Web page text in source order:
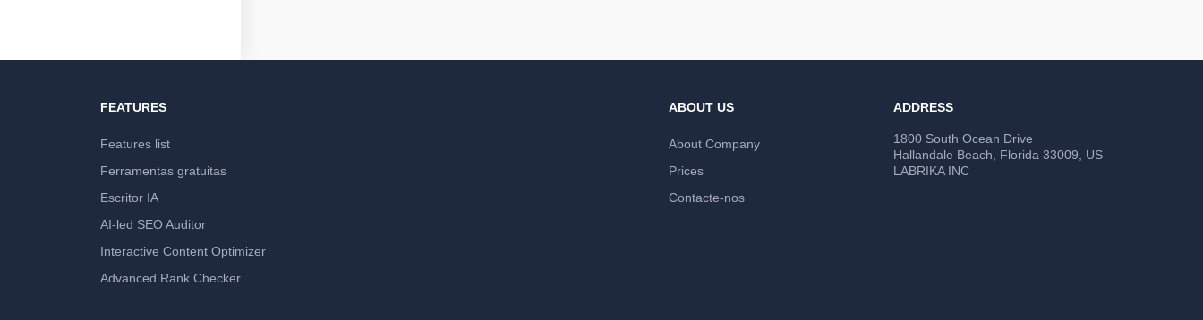
FEATURES
Features list
Ferramentas gratuitas
Escritor IA
AI-led SEO Auditor
Interactive Content Optimizer
Advanced Rank Checker
ABOUT US
About Company
Prices
Contacte-nos
ADDRESS
1800 South Ocean Drive
Hallandale Beach, Florida 33009, US
LABRIKA INC